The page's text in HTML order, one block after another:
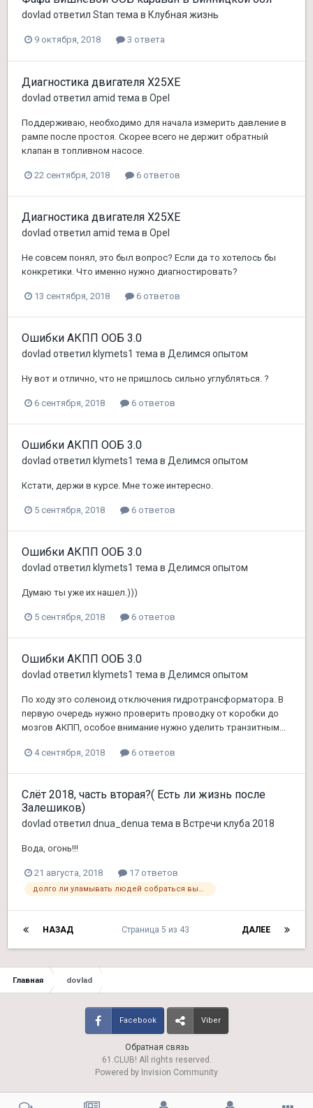
dovlad ответил Stan тема в Клубная жизнь
9 октября, 2018 3 ответа
Диагностика двигателя X25XE
dovlad ответил amid тема в Opel
Поддерживаю, необходимо для начала измерить давление в
рампе после простоя. Скорее всего не держит обратный
клапан в топливном насосе.
22 сентября, 2018 6 ответов
Диагностика двигателя X25XE
dovlad ответил amid тема в Opel
Не совсем понял, это был вопрос? Если да то хотелось бы
конкретики. Что именно нужно диагностировать?
13 сентября, 2018 6 ответов
Ошибки АКПП ООБ 3.0
dovlad ответил klymets1 тема в Делимся опытом
Ну вот и отлично, что не пришлось сильно углубляться. ?
6 сентября, 2018 6 ответов
Ошибки АКПП ООБ 3.0
dovlad ответил klymets1 тема в Делимся опытом
Кстати, держи в курсе. Мне тоже интересно.
5 сентября, 2018 6 ответов
Ошибки АКПП ООБ 3.0
dovlad ответил klymets1 тема в Делимся опытом
Думаю ты уже их нашел.)))
5 сентября, 2018 6 ответов
Ошибки АКПП ООБ 3.0
dovlad ответил klymets1 тема в Делимся опытом
По ходу это соленоид отключения гидротрансформатора. В
первую очередь нужно проверить проводку от коробки до
мозгов АКПП, особое внимание нужно уделить транзитным...
4 сентября, 2018 6 ответов
Слёт 2018, часть вторая?( Есть ли жизнь после
Залешиков)
dovlad ответил dnua_denua тема в Встречи клуба 2018
Вода, огонь!!!
21 августа, 2018 17 ответов
долго ли уламывать людей собраться выпить;-)
НАЗАД ДАЛЕЕ
Страница 5 из 43
Главная dovlad
Обратная связь
Facebook Viber
61.CLUB! All rights reserved.
Powered by Invision Community